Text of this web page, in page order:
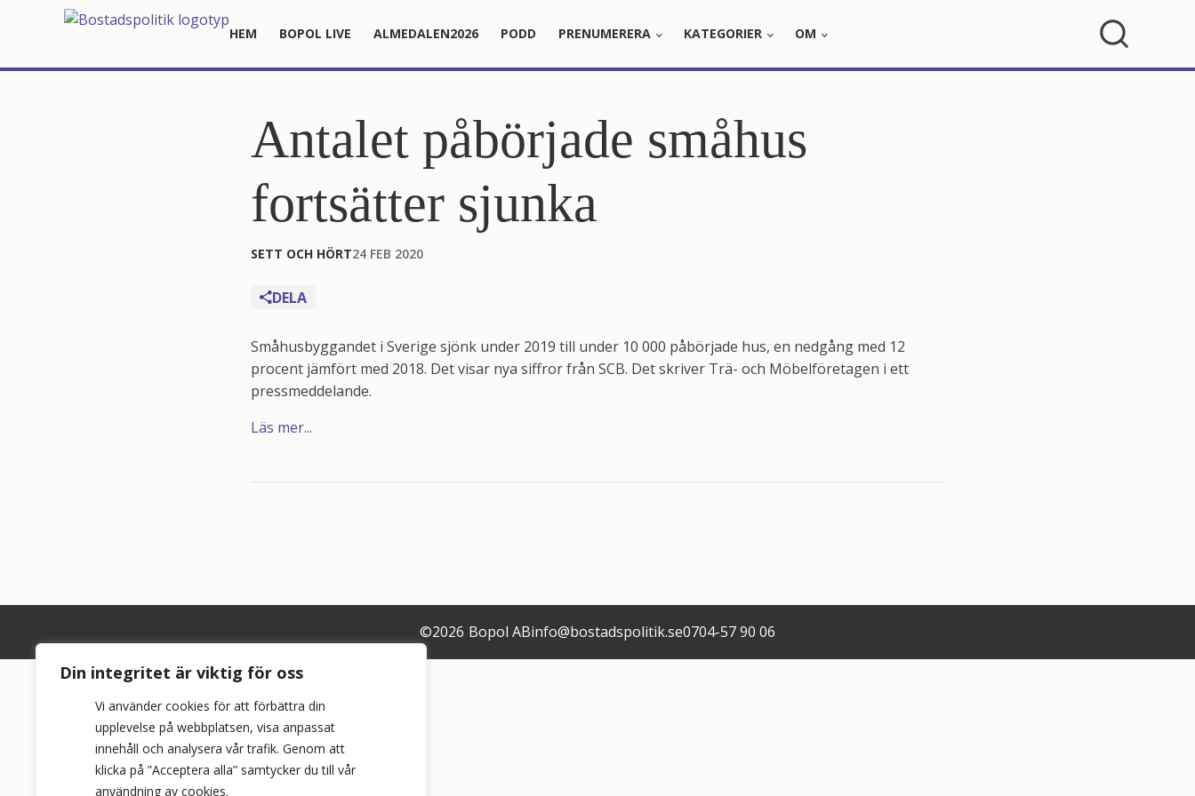
Din integritet är viktig för oss
Vi använder cookies för att förbättra din
upplevelse på webbplatsen, visa anpassat
innehåll och analysera vår trafik. Genom att
klicka på ”Acceptera alla” samtycker du till vår
användning av cookies.
HEM BOPOL LIVE ALMEDALEN2026 PODD PRENUMERERA KATEGORIER OM
Antalet påbörjade småhus
fortsätter sjunka
SETT OCH HÖRT24 FEB 2020
DELA
Småhusbyggandet i Sverige sjönk under 2019 till under 10 000 påbörjade hus, en nedgång med 12
procent jämfört med 2018. Det visar nya siffror från SCB. Det skriver Trä- och Möbelföretagen i ett
pressmeddelande.
Läs mer...
©2026 Bopol ABinfo@bostadspolitik.se0704-57 90 06